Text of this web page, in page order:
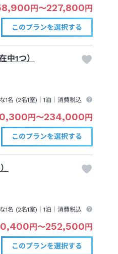
円〜227,800円
このプランを選択する
1つ）
1名 (2名1室)｜1泊 ｜消費税込
円 〜234,000 円
このプランを選択する
1名 (2名1室)｜1泊 ｜消費税込
円〜252,500円
このプランを選択する